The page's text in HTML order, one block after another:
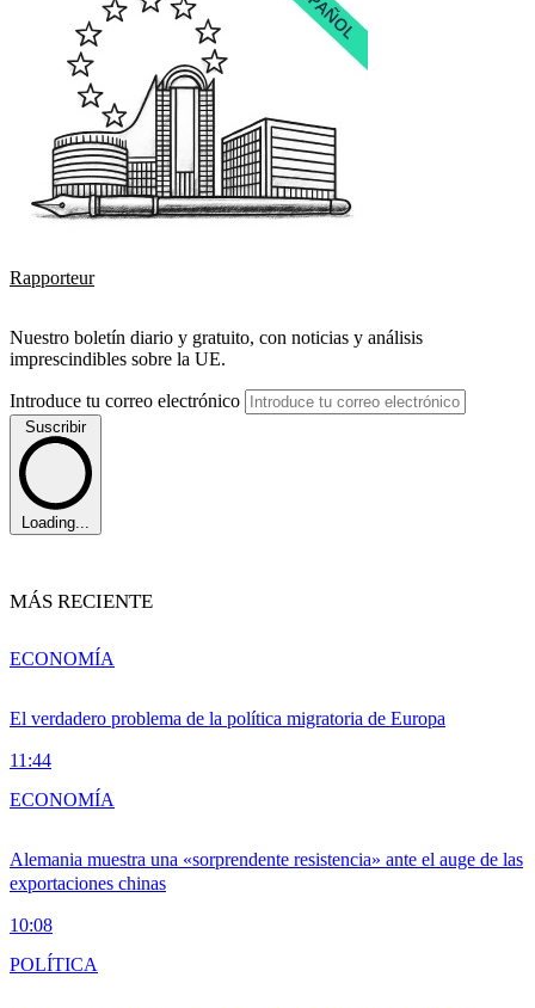
Rapporteur
Nuestro boletín diario y gratuito, con noticias y análisis
imprescindibles sobre la UE.
Introduce tu correo electrónico
Suscribir
Loading...
MÁS RECIENTE
El verdadero problema de la política migratoria de Europa
11:44
ECONOMÍA
Alemania muestra una «sorprendente resistencia» ante el auge de las
exportaciones chinas
10:08
ECONOMÍA
POLÍTICA